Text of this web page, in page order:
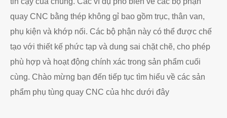
quay CNC bằng thép không gỉ bao gồm trục, thân van,
phụ kiện và khớp nối. Các bộ phận này có thể được chế
tạo với thiết kế phức tạp và dung sai chặt chẽ, cho phép
phù hợp và hoạt động chính xác trong sản phẩm cuối
cùng. Chào mừng bạn đến tiếp tục tìm hiểu về các sản
phẩm phụ tùng quay CNC của hhc dưới đây